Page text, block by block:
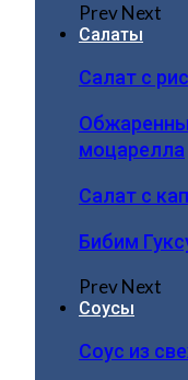
PrevNext
Салаты
Салат с
моцарелла
Салат с
Бибим
PrevNext
Соусы
Соус из